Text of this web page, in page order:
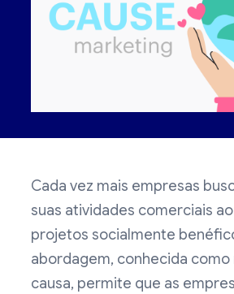
Cada vez mais empresas
suas atividades comerciais
projetos socialmente
abordagem, conhecida
causa, permite que as